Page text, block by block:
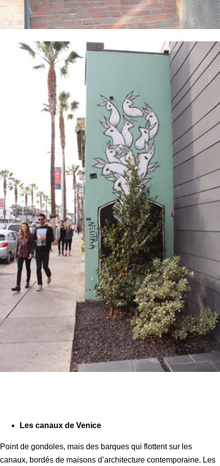
Les canaux de Venice
Point de gondoles, mais des barques qui flottent sur les
canaux, bordés de maisons d’architecture contemporaine. Les